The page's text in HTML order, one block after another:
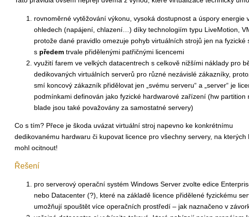
rovnoměrné vytěžování výkonu, vysoká dostupnost a úspory energie
ohledech (napájení, chlazení…) díky technologiím typu LiveMotion,
protože dané pravidlo omezuje pohyb virtuálních strojů jen na fyzické
s předem trvale přidělenými patřičnými licencemi
využití farem ve velkých datacentrech s celkově nižšími náklady pro
dedikovaných virtuálních serverů pro různé nezávislé zákazníky,
smí koncový zákazník přidělovat jen „svému serveru“ a „server“ je
podmínkami definován jako fyzické hardwarové zařízení (hw partition
blade jsou také považovány za samostatné servery)
Co s tím? Přece je škoda uvázat virtuální stroj napevno ke konkrétnímu
dedikovanému hardwaru či kupovat licence pro všechny servery, na kterých
mohl ocitnout!
Řešení
pro serverový operační systém Windows Server zvolte edice
nebo Datacenter (?), které na základě licence přidělené fyzickému
umožňují spouštět více operačních prostředí – jak naznačeno v